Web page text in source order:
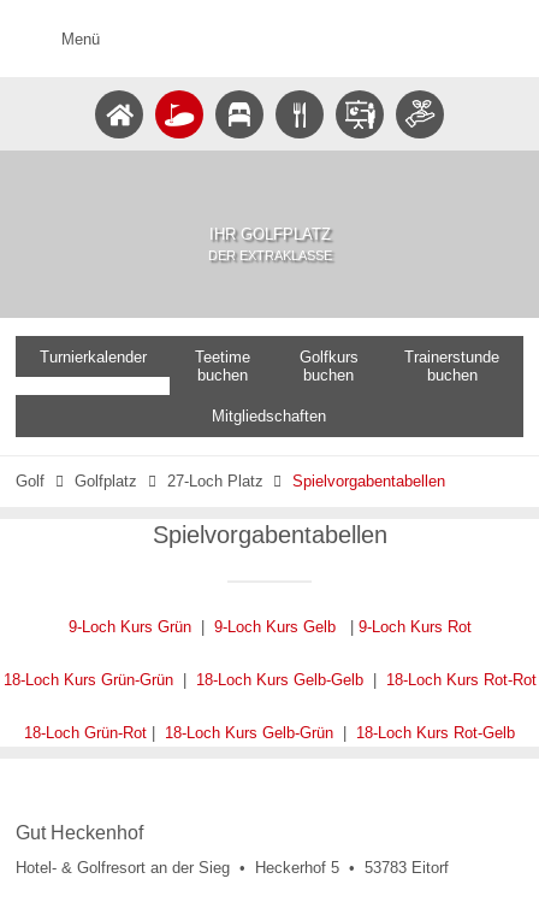
Menü
IHR GOLFPLATZ
DER EXTRAKLASSE
Turnierkalender
Teetime
buchen
Golfkurs
buchen
Trainerstunde
buchen
Mitgliedschaften
Golf  Golfplatz  27-Loch Platz  Spielvorgabentabellen
Spielvorgabentabellen
9-Loch Kurs Grün| 9-Loch Kurs Gelb| 9-Loch Kurs Rot
18-Loch Kurs Grün-Grün| 18-Loch Kurs Gelb-Gelb| 18-Loch Kurs Rot-Rot
18-Loch Grün-Rot 18-Loch Kurs Gelb-Grün 18-Loch Kurs Rot-Gelb
Gut Heckenhof
Hotel- & Golfresort an der Sieg • Heckerhof 5 • 53783 Eitorf